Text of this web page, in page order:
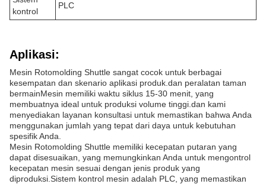
kontrol
PLC
Aplikasi:
Mesin Rotomolding Shuttle sangat cocok untuk berbagai
kesempatan dan skenario aplikasi produk.dan peralatan taman
bermainMesin memiliki waktu siklus 15-30 menit, yang
membuatnya ideal untuk produksi volume tinggi.dan kami
menyediakan layanan konsultasi untuk memastikan bahwa Anda
menggunakan jumlah yang tepat dari daya untuk kebutuhan
spesifik Anda.
Mesin Rotomolding Shuttle memiliki kecepatan putaran yang
dapat disesuaikan, yang memungkinkan Anda untuk mengontrol
kecepatan mesin sesuai dengan jenis produk yang
diproduksi.Sistem kontrol mesin adalah PLC, yang memastikan